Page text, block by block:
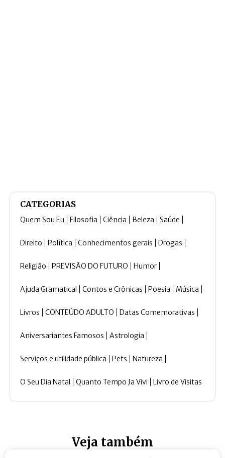
CATEGORIAS
Quem Sou Eu Filosofia Ciência Beleza Saúde
Direito Política Conhecimentos gerais Drogas
Religião PREVISÃO DO FUTURO Humor
Ajuda Gramatical Contos e Crônicas Poesia Música
Livros CONTEÚDO ADULTO Datas Comemorativas
Aniversariantes Famosos Astrologia
Serviços e utilidade pública Pets Natureza
O Seu Dia Natal Quanto Tempo Ja Vivi Livro de Visitas
Veja também